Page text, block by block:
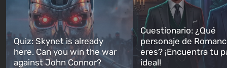
Quiz: Skynet is already
here. Can you win the war
against John Connor?
Cuestionario: ¿Qué
personaje de
eres? ¡Encuentra tu
ideal!